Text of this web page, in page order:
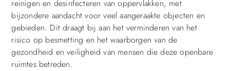
reinigen en desinfecteren van oppervlakken, met
bijzondere aandacht voor veel aangeraakte objecten en
gebieden. Dit draagt bij aan het verminderen van het
risico op besmetting en het waarborgen van de
gezondheid en veiligheid van mensen die deze openbare
ruimtes betreden.